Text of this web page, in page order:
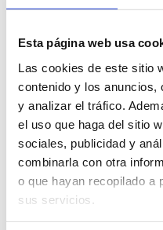
Esta página web usa
Las cookies de este sitio
contenido y los anuncios,
y analizar el tráfico.
el uso que haga del sitio
sociales, publicidad y
combinarla con otra
o que hayan recopilado a
sus servicios.